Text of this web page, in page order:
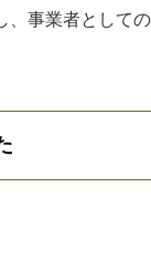
事業者として